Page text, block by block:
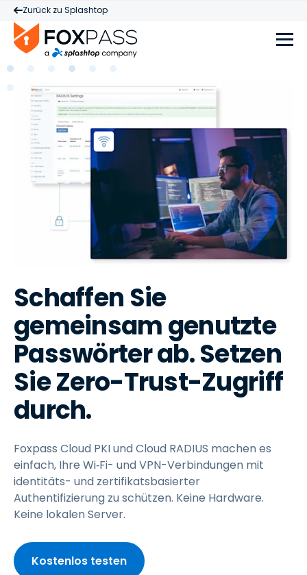
Zurück zu Splashtop
Schaffen Sie
gemeinsam genutzte
Passwörter ab. Setzen
Sie Zero-Trust-Zugriff
durch.
Foxpass Cloud PKI und Cloud RADIUS machen es
einfach, Ihre Wi‑Fi- und VPN-Verbindungen mit
identitäts- und zertifikatsbasierter
Authentifizierung zu schützen. Keine Hardware.
Keine lokalen Server.
Kostenlos testen